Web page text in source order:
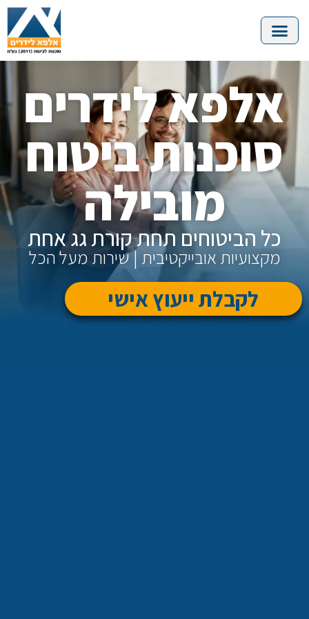
אלפא לידרים
סוכנות ביטוח
מובילה
כל הביטוחים תחת קורת גג אחת
מקצועיות אובייקטיבית | שירות מעל הכל
לקבלת ייעוץ אישי